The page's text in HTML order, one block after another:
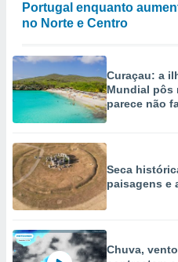
Portugal enquanto
no Norte e Centro
Curaçau: a
Mundial pôs
parece não
Seca
paisagens e
Chuva,